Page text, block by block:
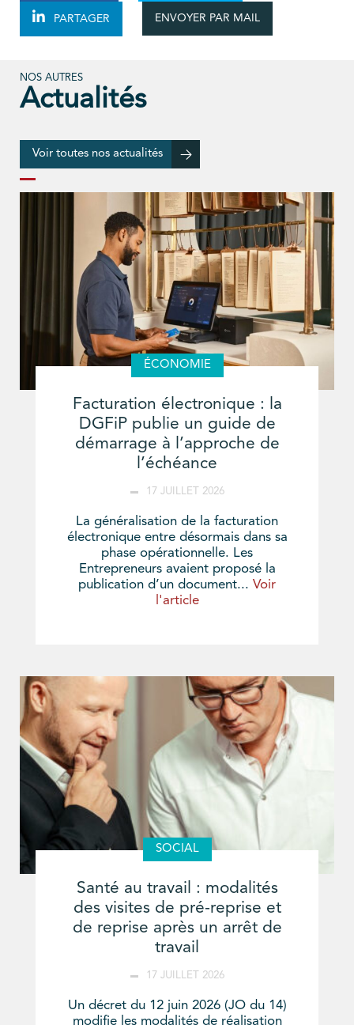
PARTAGER ENVOYER PAR MAIL
NOS AUTRES
Actualités
Voir toutes nos actualités
ÉCONOMIE
Facturation électronique : la
DGFiP publie un guide de
démarrage à l’approche de
l’échéance
17 JUILLET 2026
La généralisation de la facturation
électronique entre désormais dans sa
phase opérationnelle. Les
Entrepreneurs avaient proposé la
publication d’un document... Voir
l'article
SOCIAL
Santé au travail : modalités
des visites de pré-reprise et
de reprise après un arrêt de
travail
17 JUILLET 2026
Un décret du 12 juin 2026 (JO du 14)
modifie les modalités de réalisation